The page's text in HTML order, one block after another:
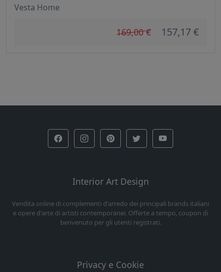
Vesta Home
169,00 € 157,17 €
Interior Art Design
Vendita online di complementi d'arredo dei principali brands italiani
e opere d'arte di artisti contemporanei. Offerte a tempo, coupon di
benvenuto per gli utenti registrati.
Privacy e Cookie